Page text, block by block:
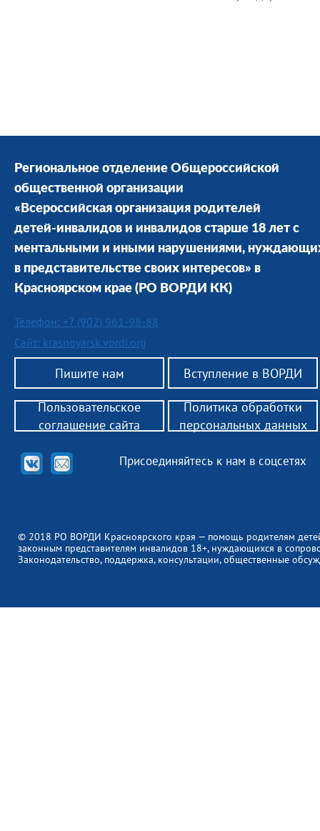
Региональное отделение Общероссийской
общественной организации
«Всероссийская организация родителей
детей-инвалидов и инвалидов старше 18 лет с
ментальными и иными нарушениями,
в представительстве своих интересов» в
Красноярском крае (РО ВОРДИ КК)
Телефон: +7 (902) 961-98-88
Сайт: krasnoyarsk.vordi.org
Пишите нам Вступление в ВОРДИ
© 2018 РО ВОРДИ Красноярского края — помощь родителям
законным представителям инвалидов 18+, нуждающихся в
Законодательство, поддержка, консультации, общественные
Присоединяйтесь к нам в соцсетях
Пользовательское
соглашение сайта
Политика обработки
персональных данных